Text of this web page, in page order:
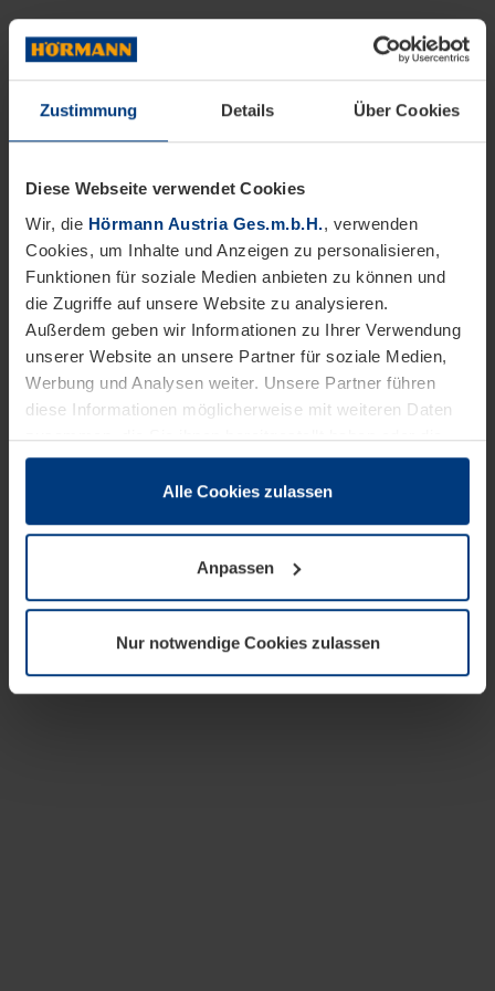
Zustimmung Details Über Cookies
Diese Webseite verwendet Cookies
Wir, die Hörmann Austria Ges.m.b.H., verwenden
Cookies, um Inhalte und Anzeigen zu personalisieren,
Funktionen für soziale Medien anbieten zu können und
die Zugriffe auf unsere Website zu analysieren.
Außerdem geben wir Informationen zu Ihrer Verwendung
unserer Website an unsere Partner für soziale Medien,
Werbung und Analysen weiter. Unsere Partner führen
diese Informationen möglicherweise mit weiteren Daten
zusammen, die Sie ihnen bereitgestellt haben oder die
sie im Rahmen Ihrer Nutzung der Dienste gesammelt
wenn diese für den Betrieb dieser Seite unbedingt
notwendig sind. Für alle anderen Cookie-Typen benötigen
wir Ihre Erlaubnis. Ihre Einwilligung können Sie jederzeit
Datenschutzerklärungunserer Website ändern oder
widerrufen.
Alle Cookies zulassen
Anpassen
Nur notwendige Cookies zulassen